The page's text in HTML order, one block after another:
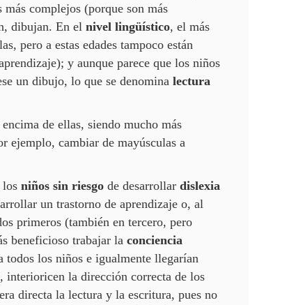
complejos (porque son más
dibujan. En el nivel lingüístico, el más
pero a estas edades tampoco están
y aunque parece que los niños
un dibujo, lo que se denomina lectura
de ellas, siendo mucho más
ejemplo, cambiar de mayúsculas a
los niños sin riesgo de desarrollar dislexia
un trastorno de aprendizaje o, al
primeros (también en tercero, pero
beneficioso trabajar la conciencia
todos los niños e igualmente llegarían
interioricen la dirección correcta de los
directa la lectura y la escritura, pues no